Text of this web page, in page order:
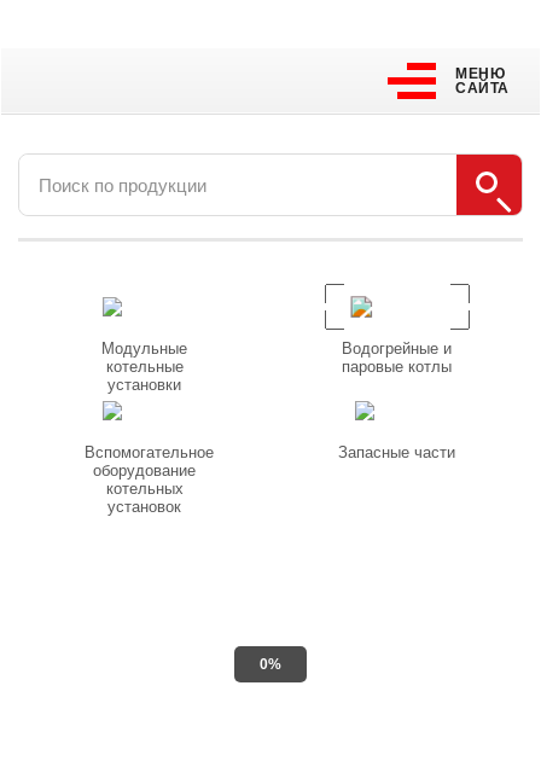
САЙТА
МЕНЮ
САЙТА
Модульные
котельные
установки
Водогрейные и
паровые котлы
Вспомогательное
оборудование
котельных
установок
Запасные части
0%